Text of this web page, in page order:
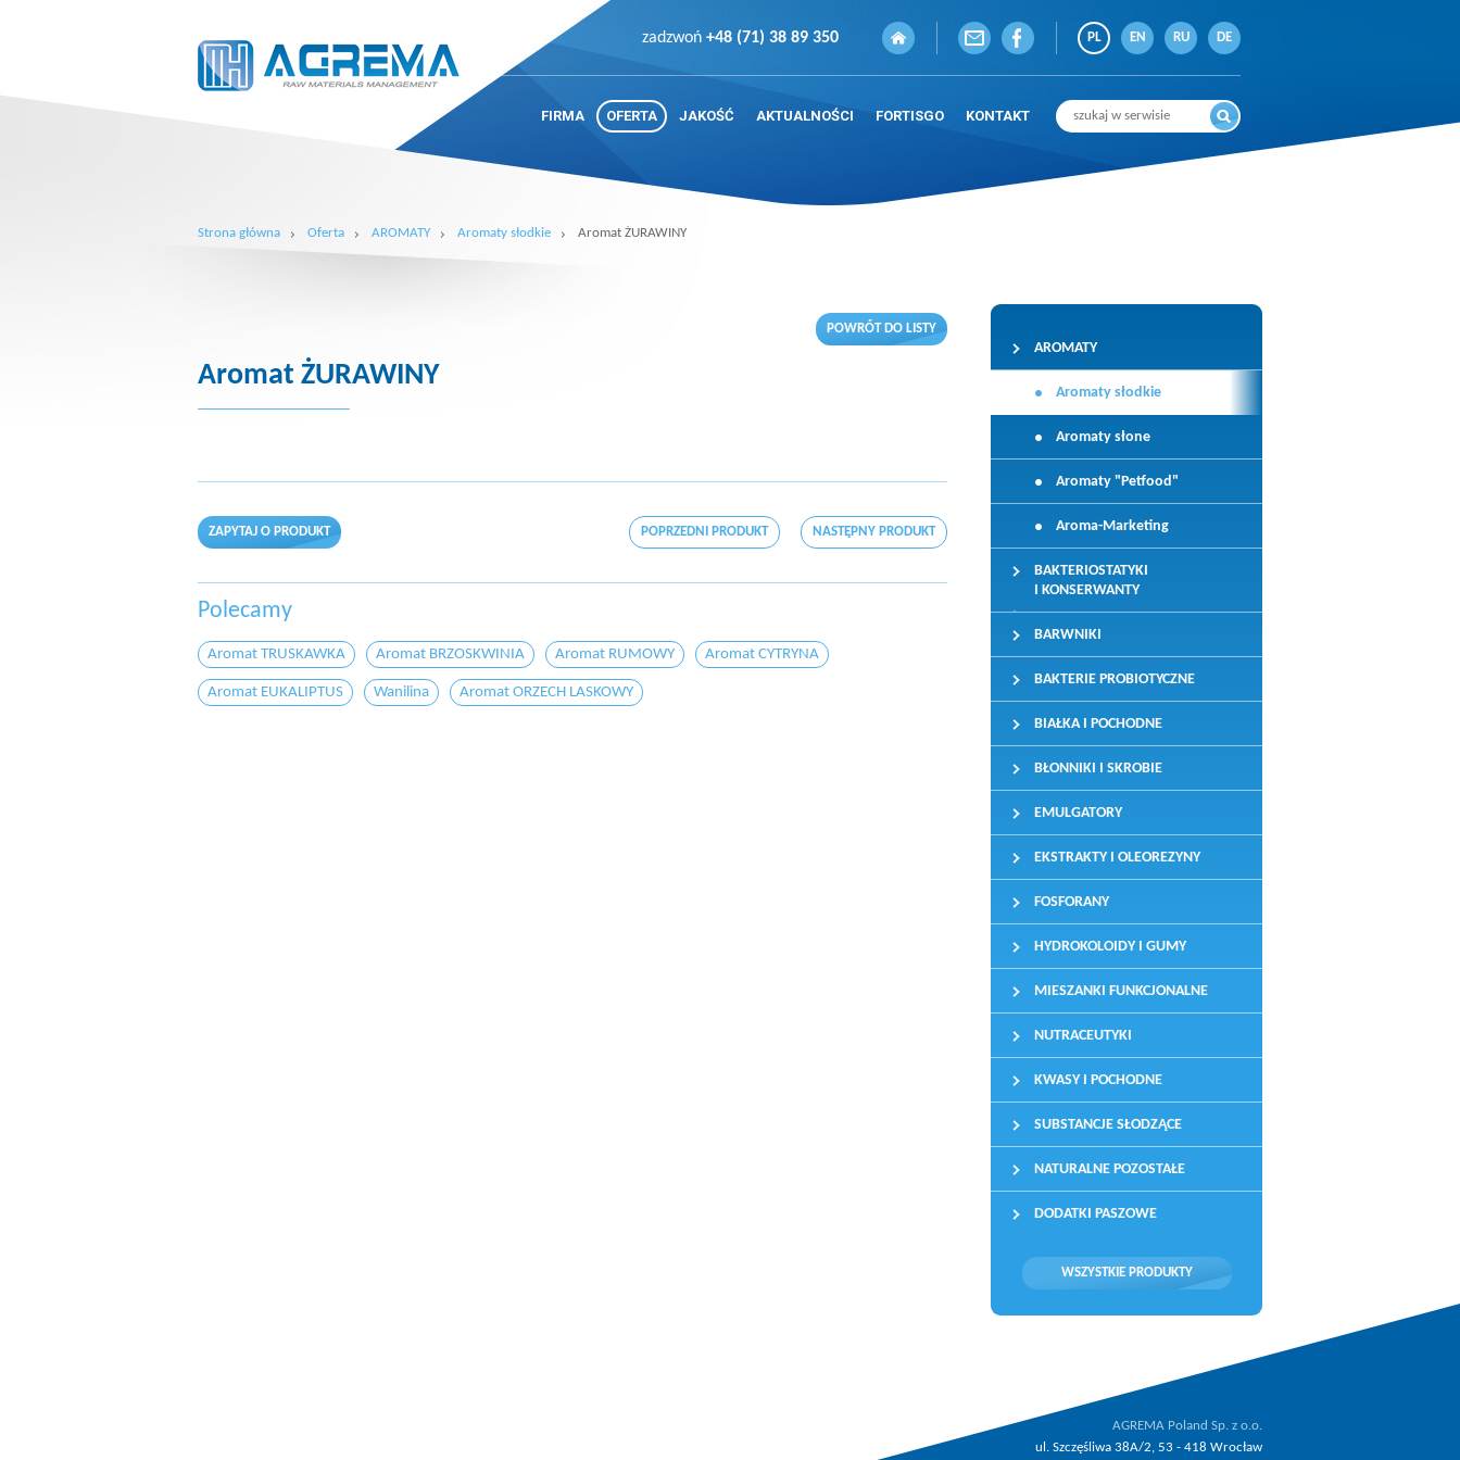
zadzwoń +48 (71) 38 89 350 PL EN RU DE
FIRMA OFERTA JAKOŚĆ AKTUALNOŚCI FORTISGO KONTAKT
Strona główna Oferta AROMATY Aromaty słodkie Aromat ŻURAWINY
AROMATY
Aromaty słodkie
Aromaty słone
Aromaty "Petfood"
Aroma-Marketing
BAKTERIOSTATYKI
I KONSERWANTY
BARWNIKI
BAKTERIE PROBIOTYCZNE
BIAŁKA I POCHODNE
BŁONNIKI I SKROBIE
EMULGATORY
EKSTRAKTY I OLEOREZYNY
FOSFORANY
HYDROKOLOIDY I GUMY
MIESZANKI FUNKCJONALNE
NUTRACEUTYKI
KWASY I POCHODNE
SUBSTANCJE SŁODZĄCE
NATURALNE POZOSTAŁE
DODATKI PASZOWE
WSZYSTKIE PRODUKTY
POWRÓT DO LISTY
Aromat ŻURAWINY
ZAPYTAJ O PRODUKT POPRZEDNI PRODUKT NASTĘPNY PRODUKT
Polecamy
Aromat TRUSKAWKA Aromat BRZOSKWINIA Aromat RUMOWY Aromat CYTRYNA
Aromat EUKALIPTUS Wanilina Aromat ORZECH LASKOWY
AGREMA Poland Sp. z o.o.
ul. Szczęśliwa 38A/2, 53 - 418 Wrocław